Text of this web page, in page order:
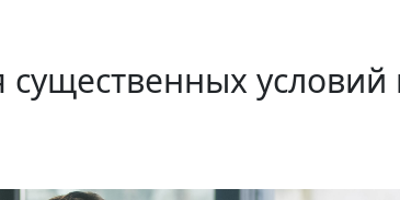
условий